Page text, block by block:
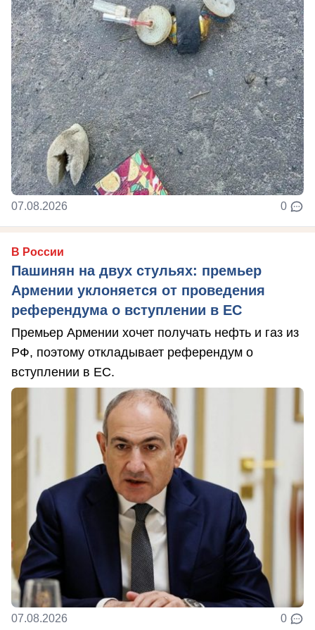
07.08.2026 0
В России
Пашинян на двух стульях: премьер
Армении уклоняется от проведения
референдума о вступлении в ЕС
Премьер Армении хочет получать нефть и газ из
РФ, поэтому откладывает референдум о
вступлении в ЕС.
07.08.2026 0